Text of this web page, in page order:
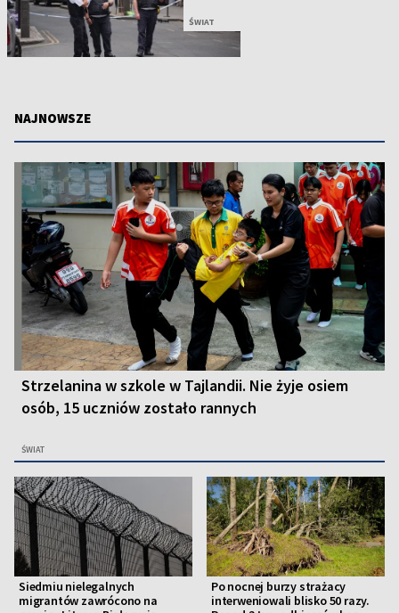
ŚWIAT
NAJNOWSZE
Strzelanina w szkole w Tajlandii. Nie żyje osiem
osób, 15 uczniów zostało rannych
ŚWIAT
Siedmiu nielegalnych
migrantów zawrócono na
Po nocnej burzy strażacy
interweniowali blisko 50 razy.